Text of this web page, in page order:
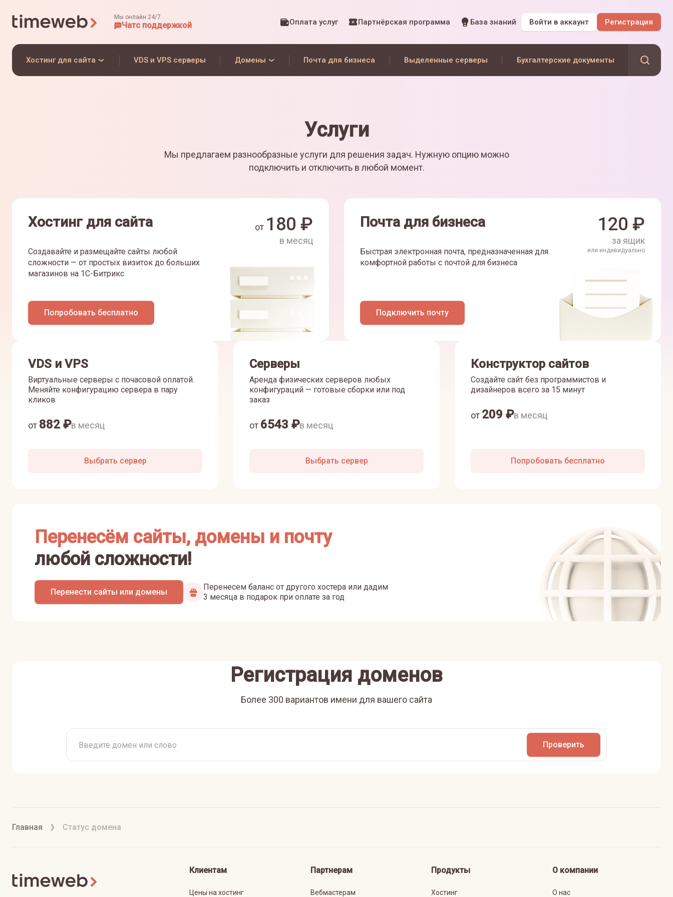
Мы онлайн 24/7
Чатс поддержкой Оплата услуг Партнёрская программа База знаний Войти в аккаунт Регистрация
Хостинг для сайта VDS и VPS серверы Домены Почта для бизнеса Выделенные серверы Бухгалтерские документы
Услуги
Мы предлагаем разнообразные услуги для решения задач. Нужную опцию можно
подключить и отключить в любой момент.
Хостинг для сайта
Создавайте и размещайте сайты любой
сложности — от простых визиток до больших
магазинов на 1С-Битрикс
Попробовать бесплатно
от 180 ₽
в месяц
Почта для бизнеса
Быстрая электронная почта, предназначенная для
комфортной работы с почтой для бизнеса
Подключить почту
120 ₽
за ящик
или индивидуально
VDS и VPS
Виртуальные серверы с почасовой оплатой.
Меняйте конфигурацию сервера в пару
кликов
от 882 ₽в месяц
Выбрать сервер
Серверы
Аренда физических серверов любых
конфигураций — готовые сборки или под
заказ
от 6543 ₽в месяц
Выбрать сервер
Конструктор сайтов
Создайте сайт без программистов и
дизайнеров всего за 15 минут
от 209 ₽в месяц
Попробовать бесплатно
Перенесём сайты, домены и почту
любой сложности!
Перенести сайты или домены
Перенесем баланс от другого хостера или дадим
3 месяца в подарок при оплате за год
Регистрация доменов
Более 300 вариантов имени для вашего сайта
Проверить
Главная Статус домена
Клиентам
Цены на хостинг
Партнерам
Вебмастерам
Продукты
Хостинг
О компании
О нас